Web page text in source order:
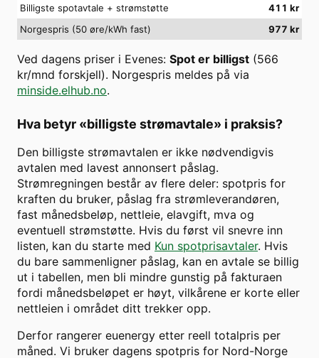
Billigste spotavtale + strømstøtte 411 kr
Norgespris (50 øre/kWh fast)
977 kr
Ved dagens priser i Evenes: Spot er billigst (566
kr/mnd forskjell). Norgespris meldes på via
minside.elhub.no.
Hva betyr «billigste strømavtale» i praksis?
Den billigste strømavtalen er ikke nødvendigvis
avtalen med lavest annonsert påslag.
Strømregningen består av flere deler: spotpris for
kraften du bruker, påslag fra strømleverandøren,
fast månedsbeløp, nettleie, elavgift, mva og
eventuell strømstøtte. Hvis du først vil snevre inn
listen, kan du starte med Kun spotprisavtaler. Hvis
du bare sammenligner påslag, kan en avtale se billig
ut i tabellen, men bli mindre gunstig på fakturaen
fordi månedsbeløpet er høyt, vilkårene er korte eller
nettleien i området ditt trekker opp.
Derfor rangerer euenergy etter reell totalpris per
måned. Vi bruker dagens spotpris for Nord-Norge